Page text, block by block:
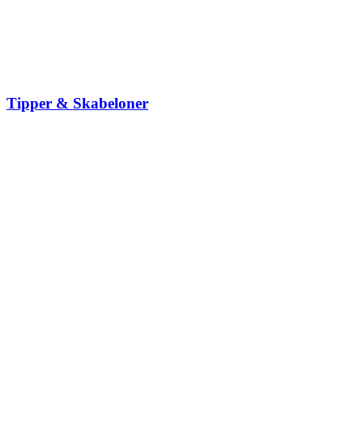
Tipper & Skabeloner